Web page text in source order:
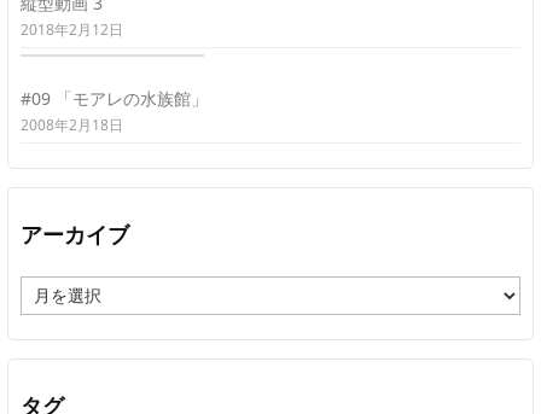
2018年2月12日
#09 「モアレの水族館」
2008年2月18日
アーカイブ
ー
カ
イ
タグ